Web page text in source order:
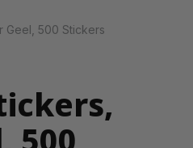
Geel, 500 Stickers